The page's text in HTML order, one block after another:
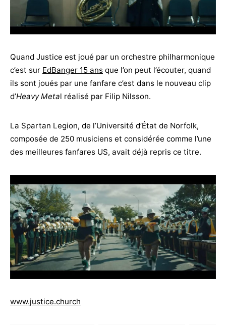
Quand Justice est joué par un orchestre philharmonique
c’est sur EdBanger 15 ans que l’on peut l’écouter, quand
ils sont joués par une fanfare c’est dans le nouveau clip
d’Heavy Metal réalisé par Filip Nilsson.
La Spartan Legion, de l’Université d’État de Norfolk,
composée de 250 musiciens et considérée comme l’une
des meilleures fanfares US, avait déjà repris ce titre.
www.justice.church